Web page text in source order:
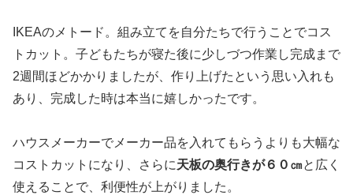
IKEAのメトード。組み立てを自分たちで行うことでコス
トカット。子どもたちが寝た後に少しづつ作業し完成まで
2週間ほどかかりましたが、作り上げたという思い入れも
あり、完成した時は本当に嬉しかったです。
ハウスメーカーでメーカー品を入れてもらうよりも大幅な
コストカットになり、さらに天板の奥行きが６０㎝と広く
使えることで、利便性が上がりました。